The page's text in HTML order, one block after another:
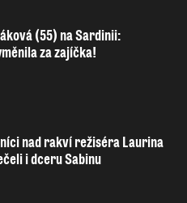
(55) na Sardinii:
za zajíčka!
nad rakví režiséra Laurina
i dceru Sabinu